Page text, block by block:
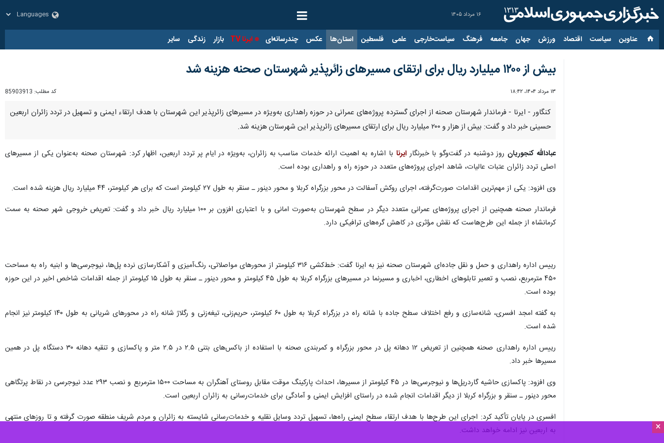
۱۶ مرداد ۱۴۰۵
عناوین‌ سیاست اقتصاد ورزش جهان جامعه فرهنگ سیاست‌خارجی علمی فلسطین استان‌ها عکس چندرسانه‌ای ایرنا TV بازار زندگی سایر
×
بیش از ۱۲۰۰ میلیارد ریال برای ارتقای مسیرهای زائرپذیر شهرستان صحنه هزینه شد
۱۳ مرداد ۱۴۰۴، ۱۸:۴۲ کد مطلب: 85903913
کنگاور - ایرنا - فرماندار شهرستان صحنه از اجرای گسترده پروژه‌های عمرانی در حوزه راهداری به‌ویژه در مسیرهای زائرپذیر این شهرستان با هدف ارتقاء ایمنی و تسهیل در تردد زائران اربعین
حسینی خبر داد و گفت: بیش از هزار و ۲۰۰ میلیارد ریال برای ارتقای مسیرهای زائرپذیر این شهرستان هزینه شد.
عبادالله کنجوریان روز دوشنبه در گفت‌وگو با خبرنگارایرنا با اشاره به اهمیت ارائه خدمات مناسب به زائران، به‌ویژه در ایام پر تردد اربعین، اظهار کرد: شهرستان صحنه به‌عنوان یکی از مسیرهای
اصلی تردد زائران عتبات عالیات، شاهد اجرای پروژه‌های متعدد در حوزه راه و راهداری بوده است.
وی افزود: یکی از مهم‌ترین اقدامات صورت‌گرفته، اجرای روکش آسفالت در محور بزرگراه کربلا و محور دینور ـ سنقر به طول ۲۷ کیلومتر است که برای هر کیلومتر، ۴۴ میلیارد ریال هزینه شده است.
فرماندار صحنه همچنین از اجرای پروژه‌های عمرانی متعدد دیگر در سطح شهرستان به‌صورت امانی و با اعتباری افزون بر ۱۰۰ میلیارد ریال خبر داد و گفت: تعریض خروجی شهر صحنه به سمت
کرمانشاه از جمله این طرح‌هاست که نقش مؤثری در کاهش گره‌های ترافیکی دارد.
رییس اداره راهداری و حمل و نقل جاده‌ای شهرستان صحنه نیز به ایرنا گفت: خط‌کشی ۳۱۶ کیلومتر از محورهای مواصلاتی، رنگ‌آمیزی و آشکارسازی نرده پل‌ها، نیوجرسی‌ها و ابنیه راه به مساحت
۴۵۰ مترمربع، نصب و تعمیر تابلوهای اخطاری، اخباری و مسیرنما در مسیرهای بزرگراه کربلا به طول ۴۵ کیلومتر و محور دینور ـ سنقر به طول ۱۵ کیلومتر از جمله اقدامات شاخص اخیر در این حوزه
بوده است.
به گفته امجد افسری، شانه‌سازی و رفع اختلاف سطح جاده با شانه راه در بزرگراه کربلا به طول ۶۰ کیلومتر، حریم‌زنی، تیغه‌زنی و رگلاژ شانه راه در محورهای شریانی به طول ۱۴۰ کیلومتر نیز انجام
شده است.
رییس اداره راهداری صحنه همچنین از تعریض ۱۲ دهانه پل در محور بزرگراه و کمربندی صحنه با استفاده از باکس‌های بتنی ۲.۵ در ۲.۵ متر و پاکسازی و تنقیه دهانه ۳۰ دستگاه پل در همین
مسیرها خبر داد.
وی افزود: پاکسازی حاشیه گاردریل‌ها و نیوجرسی‌ها در ۴۵ کیلومتر از مسیرها، احداث پارکینگ موقت مقابل روستای آهنگران به مساحت ۱۵۰۰ مترمربع و نصب ۲۹۳ عدد نیوجرسی در نقاط پرتگاهی
محور دینور ـ سنقر و بزرگراه کربلا از دیگر اقدامات انجام شده در راستای افزایش ایمنی و آمادگی برای خدمات‌رسانی به زائران اربعین است.
افسری در پایان تأکید کرد: اجرای این طرح‌ها با هدف ارتقاء سطح ایمنی راه‌ها، تسهیل تردد وسایل نقلیه و خدمات‌رسانی شایسته به زائران و مردم شریف منطقه صورت گرفته و تا روزهای منتهی
به اربعین نیز ادامه خواهد داشت.